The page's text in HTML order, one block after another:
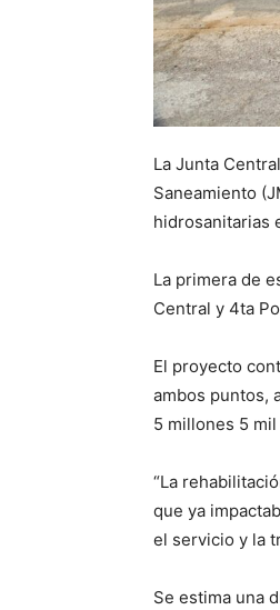
La Junta
Saneamiento
hidrosanitarias
La primera de
Central y 4ta
El proyecto
ambos puntos,
5 millones 5
“La
que ya
el servicio y la
Se estima una